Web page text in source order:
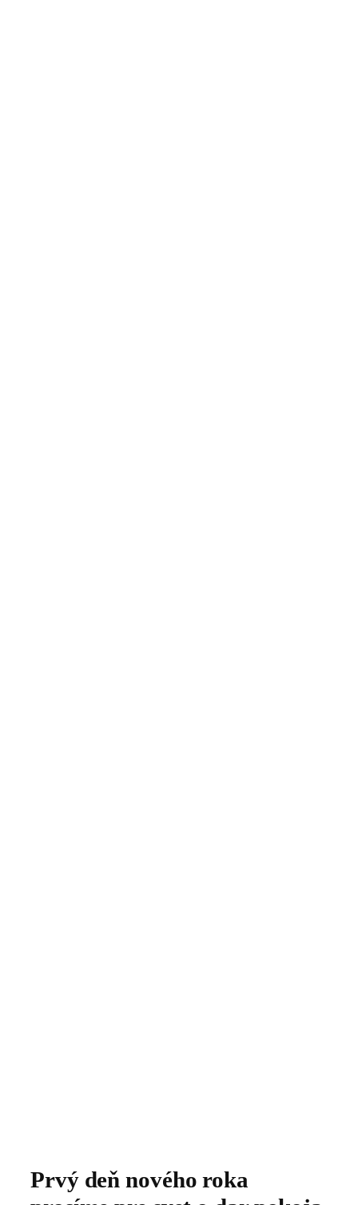
Prvý deň nového roka